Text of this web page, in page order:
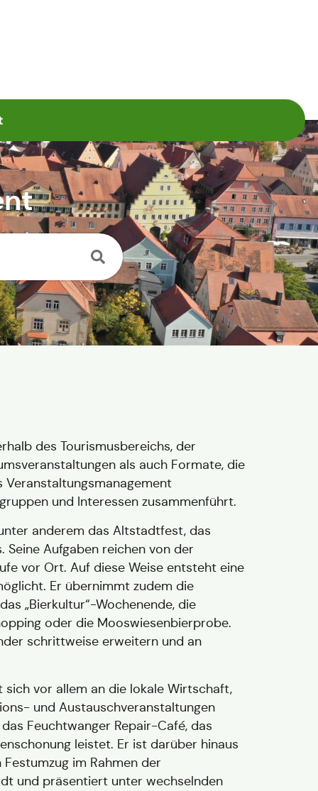
des Tourismusbereichs, der
als auch Formate, die
Veranstaltungsmanagement
und Interessen zusammenführt.
anderem das Altstadtfest, das
Aufgaben reichen von der
vor Ort. Auf diese Weise entsteht eine
Er übernimmt zudem die
„Bierkultur“-Wochenende, die
oder die Mooswiesenbierprobe.
schrittweise erweitern und an
vor allem an die lokale Wirtschaft,
und Austauschveranstaltungen
Feuchtwanger Repair-Café, das
leistet. Er ist darüber hinaus
im Rahmen der
und präsentiert unter wechselnden